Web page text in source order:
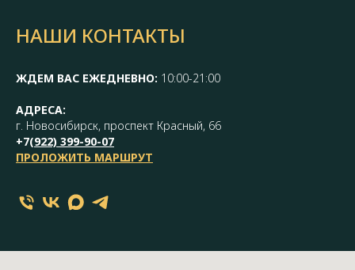
НАШИ КОНТАКТЫ
ЖДЕМ ВАС ЕЖЕДНЕВНО: 10:00-21:00
АДРЕСА:
г. Новосибирск, проспект Красный, 66
+7(922) 399-90-07
ПРОЛОЖИТЬ МАРШРУТ